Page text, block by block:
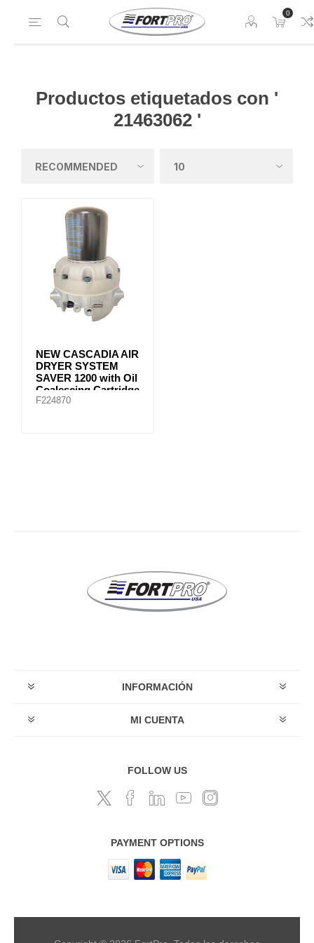
0
Productos etiquetados con '
21463062 '
NEW CASCADIA AIR
DRYER SYSTEM
SAVER 1200 with Oil
Coalescing Cartridge
4324711010,
F224870
INFORMACIÓN
MI CUENTA
FOLLOW US
PAYMENT OPTIONS